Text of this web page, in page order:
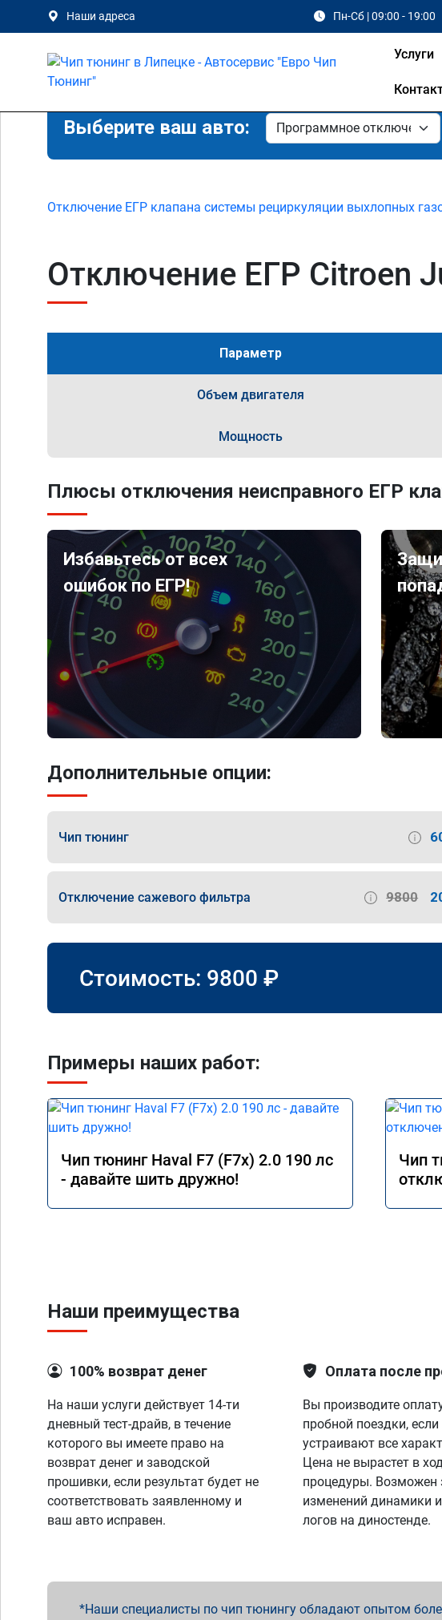
Наши адреса Пн-Сб | 09:00 - 19:00
Услуги
Выберите ваш авто:
Отключение ЕГР клапана системы рециркуляции выхлопных
Отключение ЕГР Citroen
Параметр
Объем двигателя
Мощность
Плюсы отключения неисправного ЕГР
Избавьтесь от всех
ошибок по ЕГР!
Дополнительные опции:
Чип тюнинг
Отключение сажевого фильтра 9800
Стоимость: 9800 ₽
Примеры наших работ:
Чип тюнинг Haval F7 (F7x) 2.0 190 лс
- давайте шить дружно!
Чип
Наши преимущества
100% возврат денег
На наши услуги действует 14-ти
дневный тест-драйв, в течение
которого вы имеете право на
возврат денег и заводской
прошивки, если результат будет не
соответствовать заявленному и
ваш авто исправен.
Оплата после
Вы производите
пробной поездки, если
устраивают все
Цена не вырастет в
процедуры. Возможен
изменений динамики
логов на диностенде.
Наши специалисты по чип тюнингу обладают опытом